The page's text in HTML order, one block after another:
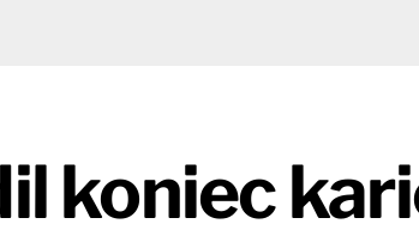
koniec